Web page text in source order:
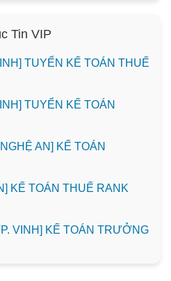
Tin VIP
TUYỂN KẾ TOÁN THUẾ
TUYỂN KẾ TOÁN
AN] KẾ TOÁN
KẾ TOÁN THUẾ RANK
VINH] KẾ TOÁN TRƯỞNG